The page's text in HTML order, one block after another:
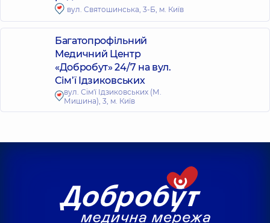
вул. Святошинська, 3-Б, м. Київ
Багатопрофільний
Медичний Центр
«Добробут» 24/7 на вул.
Сім’ї Ідзиковських
вул. Сім'ї Ідзиковських (М.
Мишина), 3, м. Київ